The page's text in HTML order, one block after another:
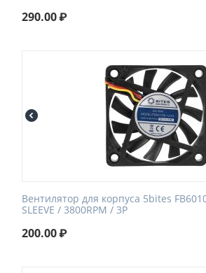
290.00₽
Вентилятор для корпуса 5bites
SLEEVE / 3800RPM / 3P
200.00₽